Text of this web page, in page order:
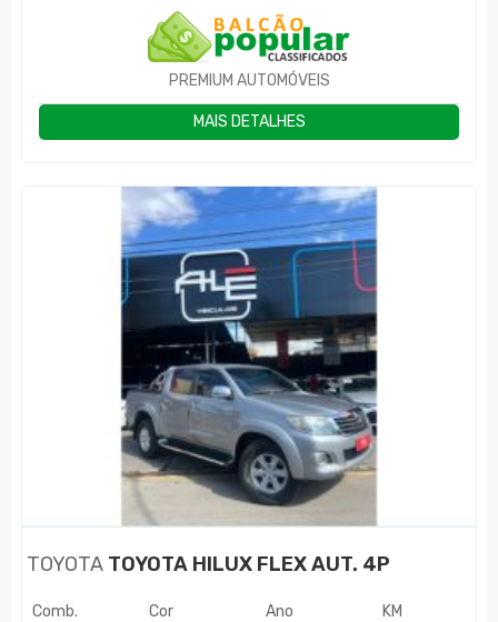
PREMIUM AUTOMÓVEIS
MAIS DETALHES
TOYOTA TOYOTA HILUX FLEX AUT. 4P
Comb. Cor Ano KM